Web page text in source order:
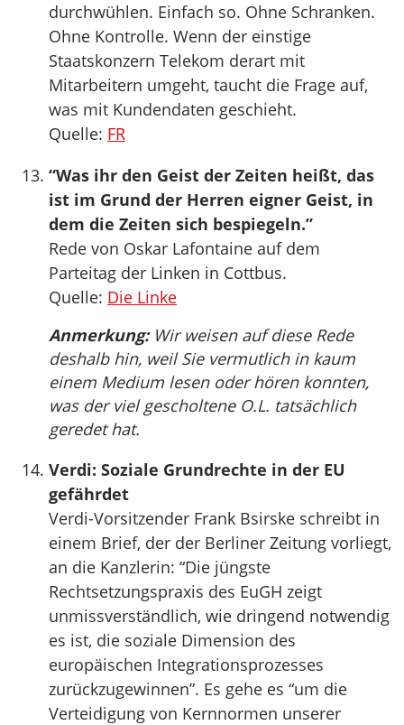
durchwühlen. Einfach so. Ohne Schranken.
Ohne Kontrolle. Wenn der einstige
Staatskonzern Telekom derart mit
Mitarbeitern umgeht, taucht die Frage auf,
was mit Kundendaten geschieht.
Quelle: FR
“Was ihr den Geist der Zeiten heißt, das
ist im Grund der Herren eigner Geist, in
dem die Zeiten sich bespiegeln.”
Rede von Oskar Lafontaine auf dem
Parteitag der Linken in Cottbus.
Quelle: Die Linke
Anmerkung:Wir weisen auf diese Rede
deshalb hin, weil Sie vermutlich in kaum
einem Medium lesen oder hören konnten,
was der viel gescholtene O.L. tatsächlich
geredet hat.
Verdi: Soziale Grundrechte in der EU
gefährdet
Verdi-Vorsitzender Frank Bsirske schreibt in
einem Brief, der der Berliner Zeitung vorliegt,
an die Kanzlerin: “Die jüngste
Rechtsetzungspraxis des EuGH zeigt
unmissverständlich, wie dringend notwendig
es ist, die soziale Dimension des
europäischen Integrationsprozesses
zurückzugewinnen”. Es gehe es “um die
Verteidigung von Kernnormen unserer